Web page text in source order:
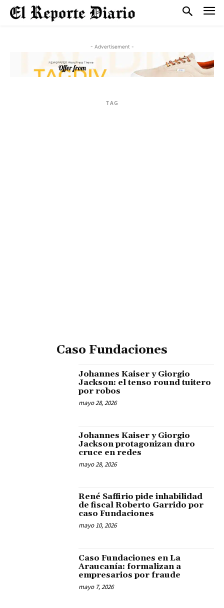
- Advertisement -
TAG
Caso Fundaciones
Johannes Kaiser y Giorgio
Jackson: el tenso round tuitero
por robos
mayo 28, 2026
Johannes Kaiser y Giorgio
Jackson protagonizan duro
cruce en redes
mayo 28, 2026
René Saffirio pide inhabilidad
de fiscal Roberto Garrido por
caso Fundaciones
mayo 10, 2026
Caso Fundaciones en La
Araucanía: formalizan a
empresarios por fraude
mayo 7, 2026